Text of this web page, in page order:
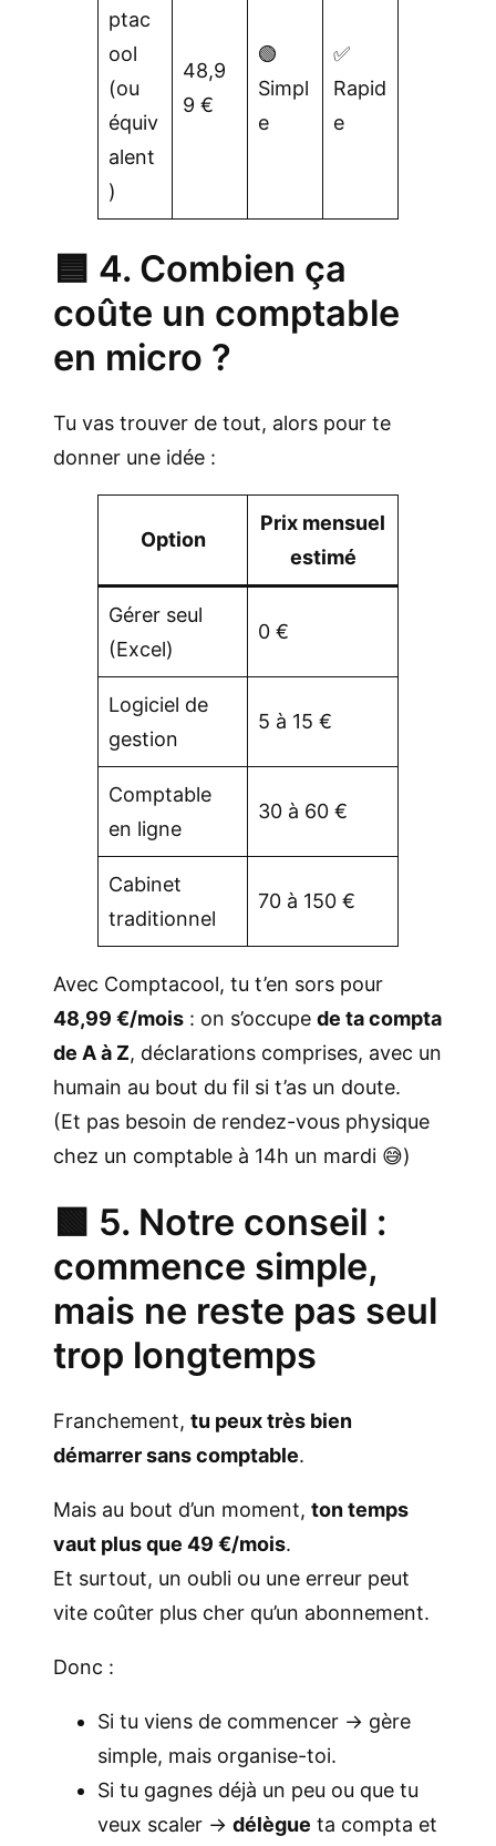
ptac
ool
(ou
équiv
alent
)
48,9
9 €
🟢
Simpl
e
✅
Rapid
e
🟦 4. Combien ça
coûte un comptable
en micro ?
Tu vas trouver de tout, alors pour te
donner une idée :
Option
Prix mensuel
estimé
Gérer seul
(Excel)
0 €
Logiciel de
gestion
5 à 15 €
Comptable
en ligne
30 à 60 €
Cabinet
traditionnel
70 à 150 €
Avec Comptacool, tu t’en sors pour
48,99 €/mois : on s’occupe de ta compta
de A à Z, déclarations comprises, avec un
humain au bout du fil si t’as un doute.
(Et pas besoin de rendez-vous physique
chez un comptable à 14h un mardi 😅)
🟩 5. Notre conseil :
commence simple,
mais ne reste pas seul
trop longtemps
Franchement, tu peux très bien
démarrer sans comptable.
Mais au bout d’un moment, ton temps
vaut plus que 49 €/mois.
Et surtout, un oubli ou une erreur peut
vite coûter plus cher qu’un abonnement.
Donc :
Si tu viens de commencer → gère
simple, mais organise-toi.
Si tu gagnes déjà un peu ou que tu
veux scaler → délègue ta compta et